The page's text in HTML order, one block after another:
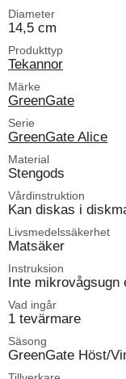
Diameter
14,5 cm
Produkttyp
Tekannor
Märke
GreenGate
Serie
GreenGate Alice
Material
Stengods
Vårdinstruktion
Kan diskas i
Livsmedelssäkerhet
Matsäker
Instruksion
Inte mikrovågsugn
Vad ingår
1 tevärmare
Säsong
GreenGate Höst/